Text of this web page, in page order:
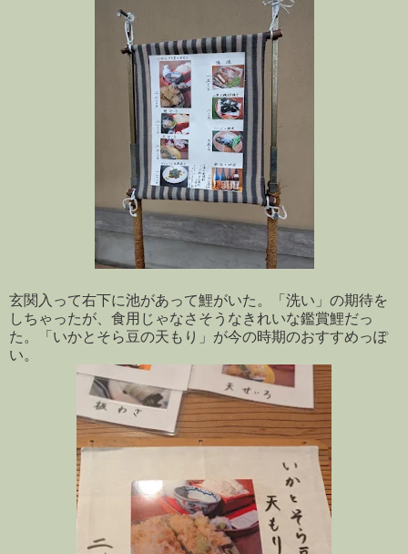
玄関入って右下に池があって鯉がいた。「洗い」の期待を
しちゃったが、食用じゃなさそうなきれいな鑑賞鯉だっ
た。「いかとそら豆の天もり」が今の時期のおすすめっぽ
い。